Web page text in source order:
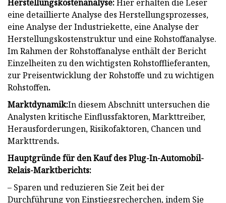
Herstellungskostenanalyse:Hier erhalten die Leser
eine detaillierte Analyse des Herstellungsprozesses,
eine Analyse der Industriekette, eine Analyse der
Herstellungskostenstruktur und eine Rohstoffanalyse.
Im Rahmen der Rohstoffanalyse enthält der Bericht
Einzelheiten zu den wichtigsten Rohstofflieferanten,
zur Preisentwicklung der Rohstoffe und zu wichtigen
Rohstoffen.
Marktdynamik:In diesem Abschnitt untersuchen die
Analysten kritische Einflussfaktoren, Markttreiber,
Herausforderungen, Risikofaktoren, Chancen und
Markttrends.
Hauptgründe für den Kauf des Plug-In-Automobil-
Relais-Marktberichts:
– Sparen und reduzieren Sie Zeit bei der
Durchführung von Einstiegsrecherchen, indem Sie